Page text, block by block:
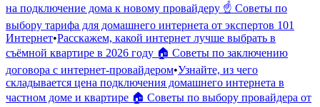
на подключение дома к новому провайдеру ☝️ Советы по
выбору тарифа для домашнего интернета от экспертов 101
Интернет•Расскажем, какой интернет лучше выбрать в
съёмной квартире в 2026 году 🏠 Советы по заключению
договора с интернет-провайдером•Узнайте, из чего
складывается цена подключения домашнего интернета в
частном доме и квартире 🏠 Советы по выбору провайдера от